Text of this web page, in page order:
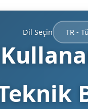
Dil Seçin